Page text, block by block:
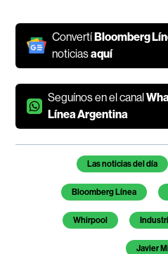
ConvertíBloomberg
noticiasaquí
Seguínos en el canal
Línea Argentina
Temas de este artículo
Las noticias del día
Bloomberg Línea
Whirpool
Javier